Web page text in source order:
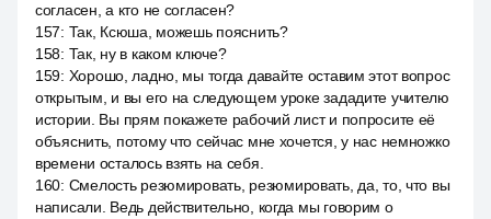
согласен, а кто не согласен?
157: Так, Ксюша, можешь пояснить?
158: Так, ну в каком ключе?
159: Хорошо, ладно, мы тогда давайте оставим этот вопрос
открытым, и вы его на следующем уроке зададите учителю
истории. Вы прям покажете рабочий лист и попросите её
объяснить, потому что сейчас мне хочется, у нас немножко
времени осталось взять на себя.
160: Смелость резюмировать, резюмировать, да, то, что вы
написали. Ведь действительно, когда мы говорим о